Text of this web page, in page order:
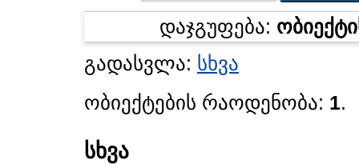
დაჯგუფება:
გადასვლა: სხვა
ობიექტების რაოდენობა: 1.
სხვა